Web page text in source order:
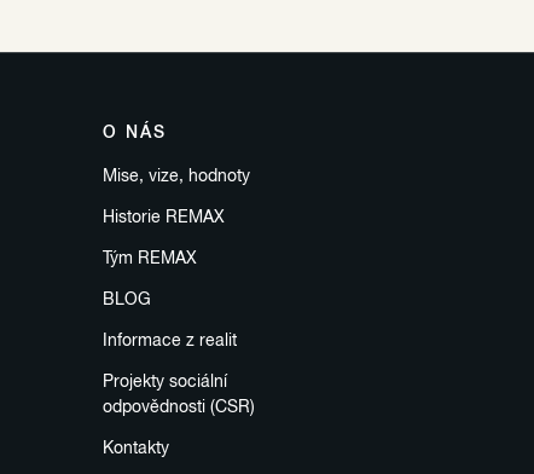
O NÁS
Mise, vize, hodnoty
Historie REMAX
Tým REMAX
BLOG
Informace z realit
Projekty sociální
odpovědnosti (CSR)
Kontakty